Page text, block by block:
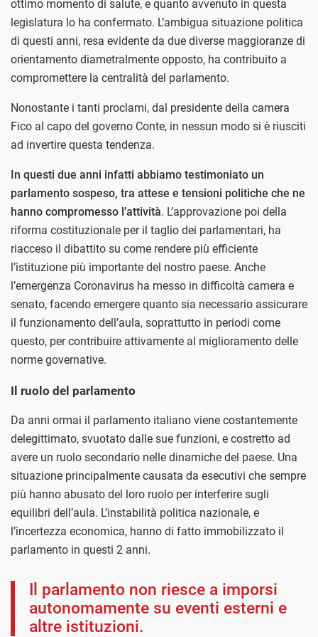
ottimo momento di salute, e quanto avvenuto in questa
legislatura lo ha confermato. L’ambigua situazione politica
di questi anni, resa evidente da due diverse maggioranze di
orientamento diametralmente opposto, ha contribuito a
compromettere la centralità del parlamento.
Nonostante i tanti proclami, dal presidente della camera
Fico al capo del governo Conte, in nessun modo si è riusciti
ad invertire questa tendenza.
In questi due anni infatti abbiamo testimoniato un
parlamento sospeso, tra attese e tensioni politiche che ne
hanno compromesso l’attività. L’approvazione poi della
riforma costituzionale per il taglio dei parlamentari, ha
riacceso il dibattito su come rendere più efficiente
l’istituzione più importante del nostro paese. Anche
l’emergenza Coronavirus ha messo in difficoltà camera e
senato, facendo emergere quanto sia necessario assicurare
il funzionamento dell’aula, soprattutto in periodi come
questo, per contribuire attivamente al miglioramento delle
norme governative.
Il ruolo del parlamento
Da anni ormai il parlamento italiano viene costantemente
delegittimato, svuotato dalle sue funzioni, e costretto ad
avere un ruolo secondario nelle dinamiche del paese. Una
situazione principalmente causata da esecutivi che sempre
più hanno abusato del loro ruolo per interferire sugli
equilibri dell’aula. L’instabilità politica nazionale, e
l’incertezza economica, hanno di fatto immobilizzato il
parlamento in questi 2 anni.
Il parlamento non riesce a imporsi
autonomamente su eventi esterni e
altre istituzioni.